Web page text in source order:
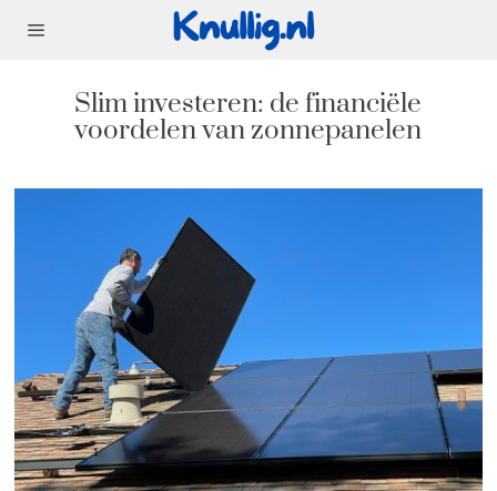
Slim investeren: de financiële
voordelen van zonnepanelen